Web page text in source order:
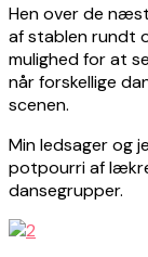
Hen over de
af stablen rundt
mulighed for at
når forskellige
scenen.
Min ledsager og
potpourri af
dansegrupper.